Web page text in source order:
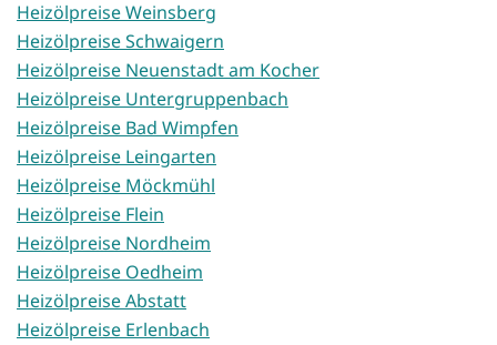
Heizölpreise Weinsberg
Heizölpreise Schwaigern
Heizölpreise Neuenstadt am Kocher
Heizölpreise Untergruppenbach
Heizölpreise Bad Wimpfen
Heizölpreise Leingarten
Heizölpreise Möckmühl
Heizölpreise Flein
Heizölpreise Nordheim
Heizölpreise Oedheim
Heizölpreise Abstatt
Heizölpreise Erlenbach